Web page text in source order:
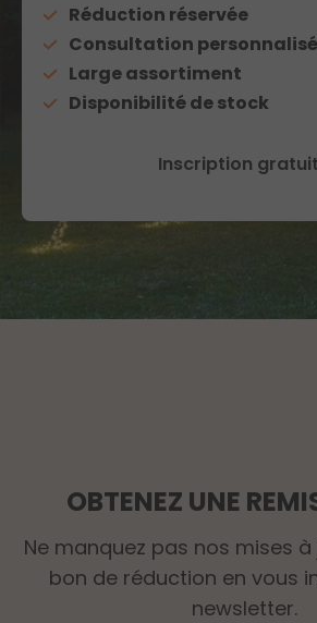
Réduction réservée
Consultation
Large assortiment
Disponibilité de stock
Inscription
OBTENEZ UNE
Ne manquez pas nos mises
bon de réduction en vous
newsletter.